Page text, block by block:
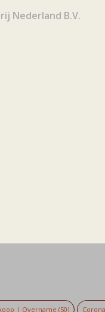
Nederland B.V.
| Overname (50)